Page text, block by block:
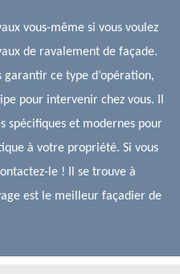
vous-même si vous voulez
de ravalement de façade.
garantir ce type d’opération,
pour intervenir chez vous. Il
spécifiques et modernes pour
à votre propriété. Si vous
le ! Il se trouve à
est le meilleur façadier de